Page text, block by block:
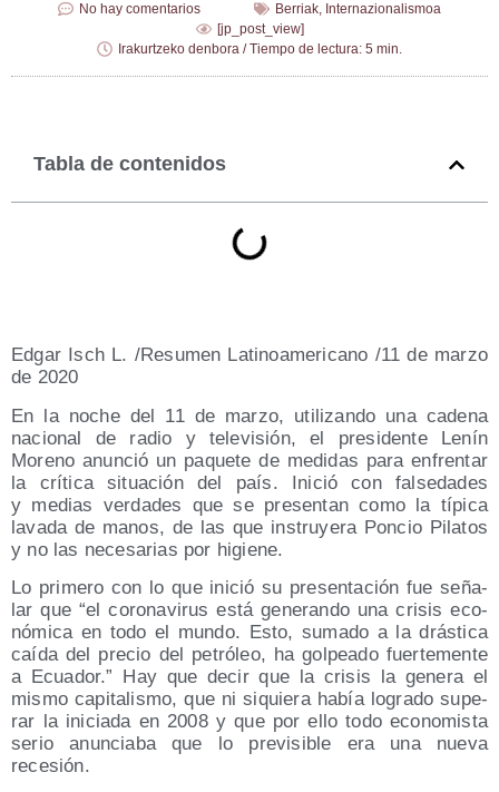
No hay comentarios
Berriak, Internazionalismoa
[jp_post_view]
Irakurtzeko denbora / Tiempo de lectura: 5 min.
Tabla de contenidos
Edgar Isch L. /​Resu­men Lati­no­ame­ri­cano /​11 de mar­zo
de 2020
En la noche del 11 de mar­zo, uti­li­zan­do una cade­na
nacio­nal de radio y tele­vi­sión, el pre­si­den­te Lenín
Moreno anun­ció un paque­te de medi­das para enfren­tar
la crí­ti­ca situa­ción del país. Ini­ció con fal­se­da­des
y medias ver­da­des que se pre­sen­tan como la típi­ca
lava­da de manos, de las que ins­tru­ye­ra Pon­cio Pila­tos
y no las nece­sa­rias por higiene.
Lo pri­me­ro con lo que ini­ció su pre­sen­ta­ción fue seña­
lar que “el coro­na­vi­rus está gene­ran­do una cri­sis eco­
nó­mi­ca en todo el mun­do. Esto, suma­do a la drás­ti­ca
caí­da del pre­cio del petró­leo, ha gol­pea­do fuer­te­men­te
a Ecua­dor.” Hay que decir que la cri­sis la gene­ra el
mis­mo capi­ta­lis­mo, que ni siquie­ra había logra­do supe­
rar la ini­cia­da en 2008 y que por ello todo eco­no­mis­ta
serio anun­cia­ba que lo pre­vi­si­ble era una nue­va
recesión.